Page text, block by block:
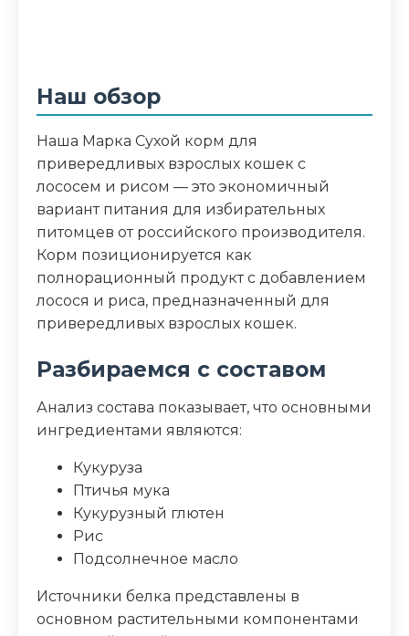
влажность 9%, протеин 28%, жир 15%,
зола 6%, клетчатка 2,5%, кальций 1%,
фосфор 1%, витамин A 8000 МЕ/кг,
витамин D3 750 МЕ/кг, витамин E 200
мг/кг
Дополнительные ингредиенты
таурин, витамины, антиоксидант
Пищевая ценность
Белок (%) 28
Жир (%) 15
Зола (%)
Влага (%)
Калорийность (ккал/100г)
Наш обзор
Наша Марка Сухой корм для
привередливых взрослых кошек с
лососем и рисом — это экономичный
вариант питания для избирательных
питомцев от российского производителя.
Корм позиционируется как
полнорационный продукт с добавлением
лосося и риса, предназначенный для
привередливых взрослых кошек.
Разбираемся с составом
Анализ состава показывает, что основными
ингредиентами являются:
Кукуруза
Птичья мука
Кукурузный глютен
Рис
Подсолнечное масло
Источники белка представлены в
основном растительными компонентами